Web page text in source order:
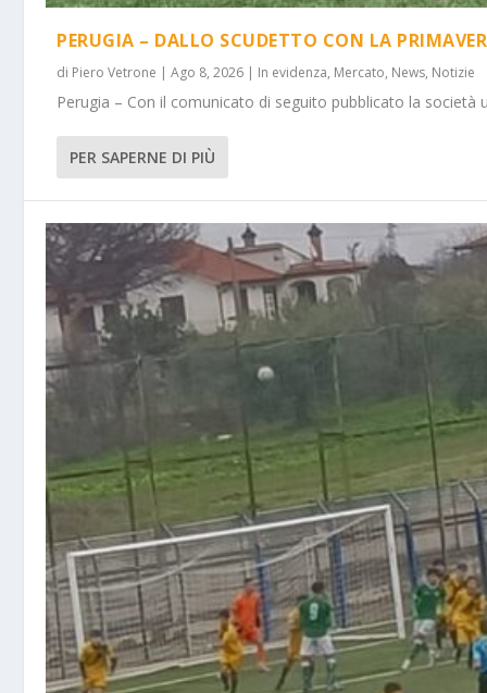
PERUGIA – DALLO SCUDETTO CON LA
di Piero Vetrone |Ago 8, 2026 | In evidenza, Mercato, News, Notizie
Perugia – Con il comunicato di seguito pubblicato la società
PER SAPERNE DI PIÙ